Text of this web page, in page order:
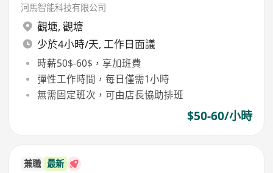
河馬智能科技有限公司
觀塘, 觀塘
少於4小時/天, 工作日面議
時薪50$-60$，享加班費
彈性工作時間，每日僅需1小時
無需固定班次，可由店長協助排班
$50-60/小時
兼職 最新